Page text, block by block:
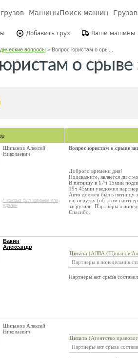
МашиныПоиск машин
Добавить груз Ваши машины
вопросы> Вопрос юристам о сры...
о срыве
Щипанов Алексей
Николаевич
* контакт был изменен или
удален
Вопрос юристам о срыве
Доброго времени дня!
Подскажите, является ли с
В пятницу в 17ч 15мин
19ч 45мин уведомил
Авто должен был в пятницу
на загрузку (об этом
загрузили. Партнеры в
Спасибо.
Бакин
Александр
Цитата (АЛВА (Щипанов
Партнеры в понедельник
Партнеры акт срыва
Щипанов Алексей
Николаевич
Цитата (Агентство
Партнеры акт срыва